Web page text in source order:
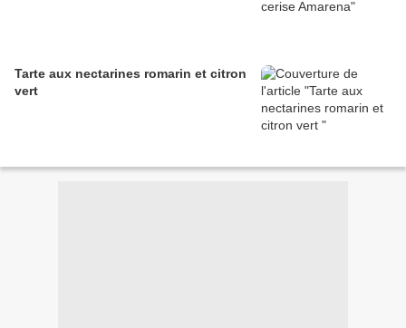
Tarte aux nectarines romarin et citron
vert